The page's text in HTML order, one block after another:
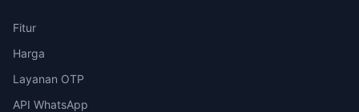
Fitur
Harga
Layanan OTP
API WhatsApp